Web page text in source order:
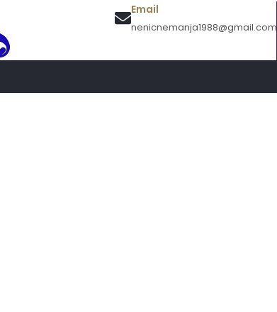
Email
nenicnemanja1988@gmail.com